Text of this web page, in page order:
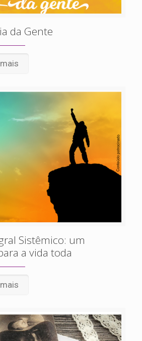
da Gente
Sistêmico: um
a vida toda